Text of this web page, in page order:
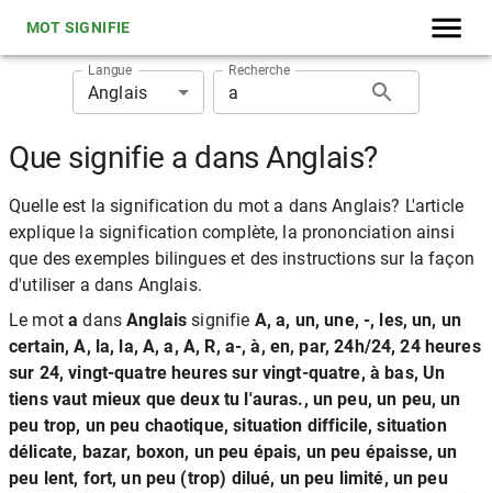
MOT SIGNIFIE
Langue
Anglais
Recherche
Que signifie a dans Anglais?
Quelle est la signification du mot a dans Anglais? L'article
explique la signification complète, la prononciation ainsi
que des exemples bilingues et des instructions sur la façon
d'utiliser a dans Anglais.
Le mota dansAnglais signifie A, a, un, une, -, les, un, un
certain, A, la, la, A, a, A, R, a-, à, en, par, 24h/24, 24 heures
sur 24, vingt-quatre heures sur vingt-quatre, à bas, Un
tiens vaut mieux que deux tu l'auras., un peu, un peu, un
peu trop, un peu chaotique, situation difficile, situation
délicate, bazar, boxon, un peu épais, un peu épaisse, un
peu lent, fort, un peu (trop) dilué, un peu limité, un peu